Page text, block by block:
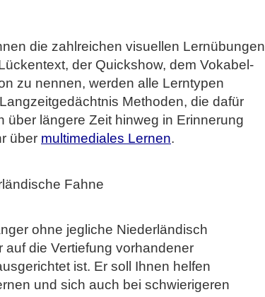
die zahlreichen visuellen Lernübungen
der Quickshow, dem Vokabel-
zu nennen, werden alle Lerntypen
Methoden, die dafür
längere Zeit hinweg in Erinnerung
über multimediales Lernen.
ohne jegliche Niederländisch
die Vertiefung vorhandener
ist. Er soll Ihnen helfen
und sich auch bei schwierigeren